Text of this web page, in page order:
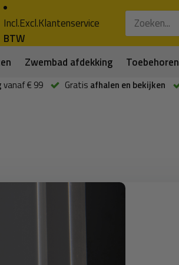
Incl.Excl.
BTW
Klantenservice
Zwembad afdekking Toebehoren
vanaf € 99 Gratis afhalen en bekijken